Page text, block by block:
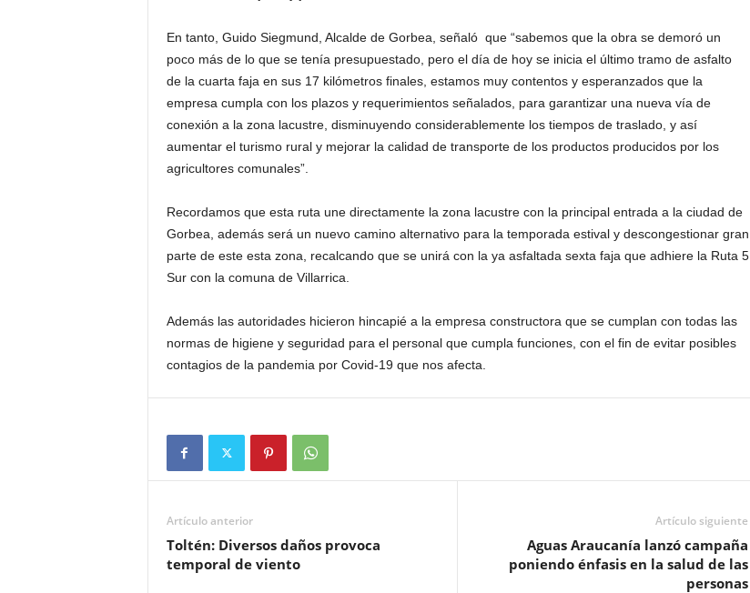
En tanto, Guido Siegmund, Alcalde de Gorbea, señaló que “sabemos que la obra se demoró un
poco más de lo que se tenía presupuestado, pero el día de hoy se inicia el último tramo de asfalto
de la cuarta faja en sus 17 kilómetros finales, estamos muy contentos y esperanzados que la
empresa cumpla con los plazos y requerimientos señalados, para garantizar una nueva vía de
conexión a la zona lacustre, disminuyendo considerablemente los tiempos de traslado, y así
aumentar el turismo rural y mejorar la calidad de transporte de los productos producidos por los
agricultores comunales”.
Recordamos que esta ruta une directamente la zona lacustre con la principal entrada a la ciudad de
Gorbea, además será un nuevo camino alternativo para la temporada estival y descongestionar gran
parte de este esta zona, recalcando que se unirá con la ya asfaltada sexta faja que adhiere la Ruta 5
Sur con la comuna de Villarrica.
Además las autoridades hicieron hincapié a la empresa constructora que se cumplan con todas las
normas de higiene y seguridad para el personal que cumpla funciones, con el fin de evitar posibles
contagios de la pandemia por Covid-19 que nos afecta.
Artículo anterior
Toltén: Diversos daños provoca
temporal de viento
Artículo siguiente
Aguas Araucanía lanzó campaña
poniendo énfasis en la salud de las
personas